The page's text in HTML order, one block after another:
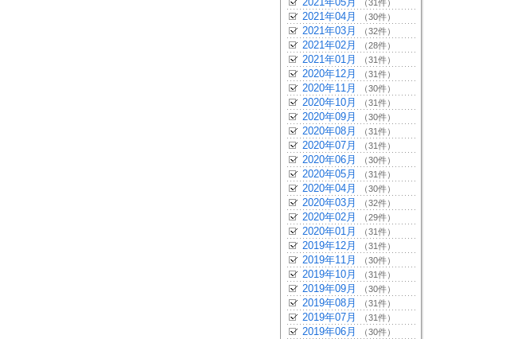
（31件）
2021年04月 （30件）
2021年03月 （32件）
2021年02月 （28件）
2021年01月 （31件）
2020年12月 （31件）
2020年11月 （30件）
2020年10月 （31件）
2020年09月 （30件）
2020年08月 （31件）
2020年07月 （31件）
2020年06月 （30件）
2020年05月 （31件）
2020年04月 （30件）
2020年03月 （32件）
2020年02月 （29件）
2020年01月 （31件）
2019年12月 （31件）
2019年11月 （30件）
2019年10月 （31件）
2019年09月 （30件）
2019年08月 （31件）
2019年07月 （31件）
2019年06月 （30件）